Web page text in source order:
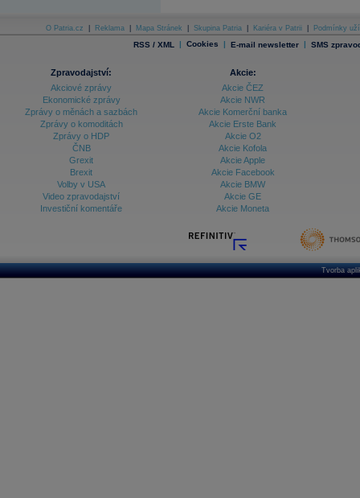
O Patria.cz Reklama Mapa Stránek Skupina Patria Kariéra v Patrii Podmínky
RSS / XML | Cookies | E-mail newsletter | SMS
Zpravodajství:
Akciové zprávy
Ekonomické zprávy
Zprávy o měnách a sazbách
Zprávy o komoditách
Zprávy o HDP
ČNB
Grexit
Brexit
Volby v USA
Video zpravodajství
Investiční komentáře
Akcie:
Akcie ČEZ
Akcie NWR
Akcie Komerční banka
Akcie Erste Bank
Akcie O2
Akcie Kofola
Akcie Apple
Akcie Facebook
Akcie BMW
Akcie GE
Akcie Moneta
Tvorba